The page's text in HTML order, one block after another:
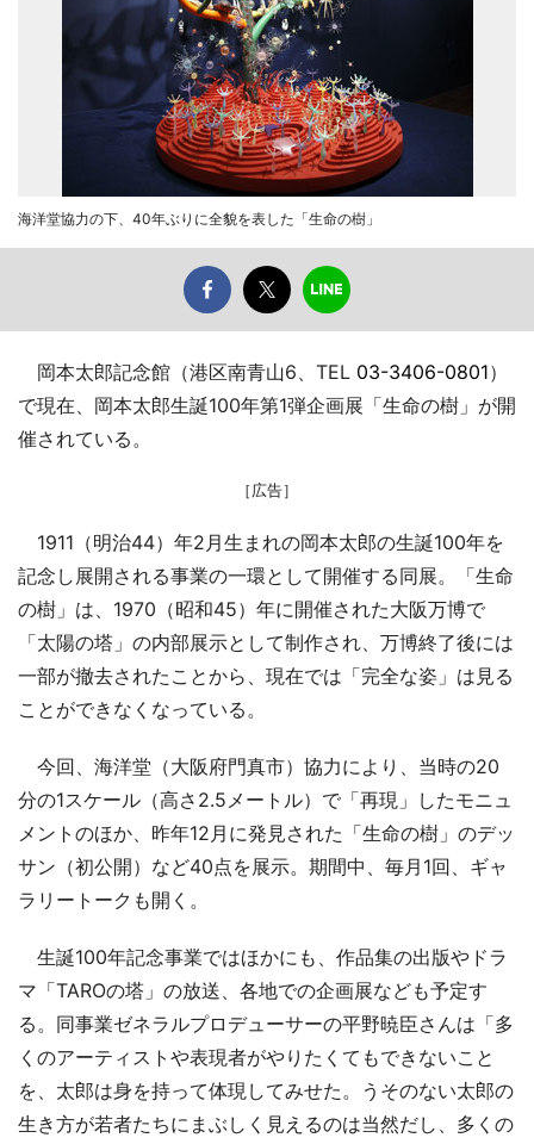
海洋堂協力の下、40年ぶりに全貌を表した「生命の樹」
岡本太郎記念館（港区南青山6、TEL 03-3406-0801）
で現在、岡本太郎生誕100年第1弾企画展「生命の樹」が開
催されている。
［広告］
1911（明治44）年2月生まれの岡本太郎の生誕100年を
記念し展開される事業の一環として開催する同展。「生命
の樹」は、1970（昭和45）年に開催された大阪万博で
「太陽の塔」の内部展示として制作され、万博終了後には
一部が撤去されたことから、現在では「完全な姿」は見る
ことができなくなっている。
今回、海洋堂（大阪府門真市）協力により、当時の20
分の1スケール（高さ2.5メートル）で「再現」したモニュ
メントのほか、昨年12月に発見された「生命の樹」のデッ
サン（初公開）など40点を展示。期間中、毎月1回、ギャ
ラリートークも開く。
生誕100年記念事業ではほかにも、作品集の出版やドラ
マ「TAROの塔」の放送、各地での企画展なども予定す
る。同事業ゼネラルプロデューサーの平野暁臣さんは「多
くのアーティストや表現者がやりたくてもできないこと
を、太郎は身を持って体現してみせた。うそのない太郎の
生き方が若者たちにまぶしく見えるのは当然だし、多くの